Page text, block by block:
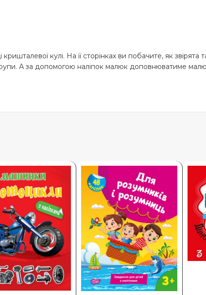
кулі. На її сторінках ви побачите, як
А за допомогою наліпок малюк доповнюватиме